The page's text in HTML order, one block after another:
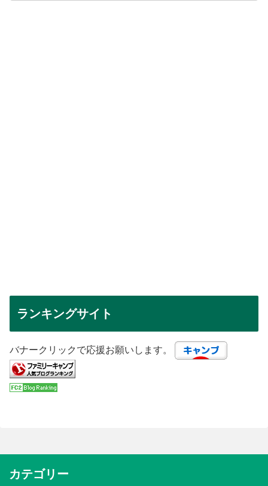
ランキングサイト
バナークリックで応援お願いします。
カテゴリー